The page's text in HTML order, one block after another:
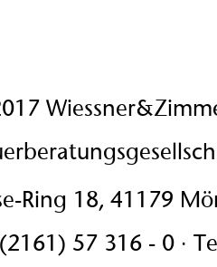
Ring 18, 41179
57 316 - 0 ·